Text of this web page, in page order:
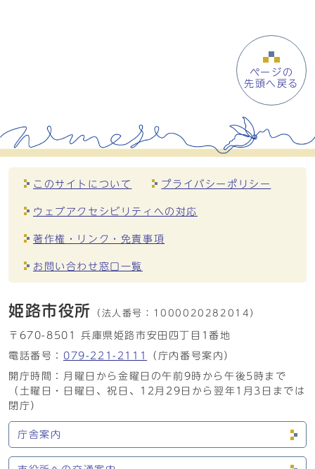
ページの
先頭へ戻る
このサイトについて プライバシーポリシー
ウェブアクセシビリティへの対応
著作権・リンク・免責事項
お問い合わせ窓口一覧
姫路市役所 （法人番号： 1000020282014）
〒670-8501 兵庫県姫路市安田四丁目1番地
電話番号： 079-221-2111
（庁内番号案内）
開庁時間：月曜日から金曜日の午前9時から午後5時まで
（土曜日・日曜日、祝日、12月29日から翌年1月3日までは
閉庁）
庁舎案内